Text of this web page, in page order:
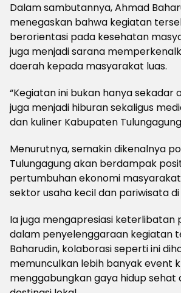
Dalam sambutannya, Ahmad
menegaskan bahwa kegiatan
berorientasi pada kesehatan
juga menjadi sarana
daerah kepada masyarakat luas.
“Kegiatan ini bukan hanya sekadar
juga menjadi hiburan sekaligus
dan kuliner Kabupaten
Menurutnya, semakin dikenalnya
Tulungagung akan berdampak
pertumbuhan ekonomi
sektor usaha kecil dan pariwisata di
Ia juga mengapresiasi keterlibatan
dalam penyelenggaraan kegiatan
Baharudin, kolaborasi seperti ini
memunculkan lebih banyak event
menggabungkan gaya hidup sehat